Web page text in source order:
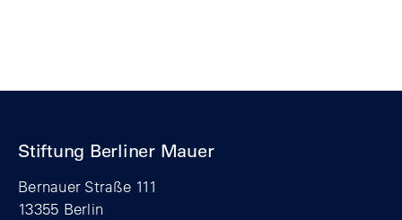
Stiftung Berliner Mauer
Bernauer Straße 111
13355 Berlin